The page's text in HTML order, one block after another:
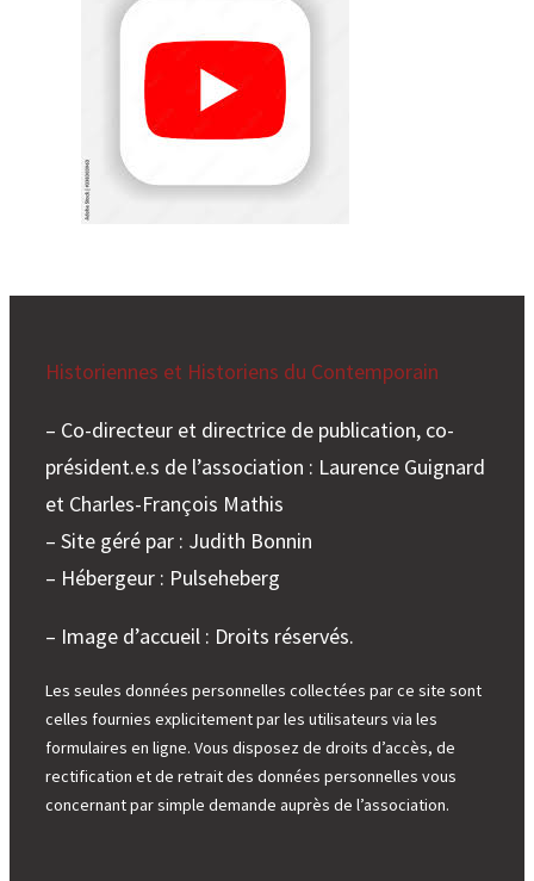
Historiennes et Historiens du Contemporain
– Co-directeur et directrice de publication, co-
président.e.s de l’association : Laurence Guignard
et Charles-François Mathis
– Site géré par : Judith Bonnin
– Hébergeur : Pulseheberg
– Image d’accueil : Droits réservés.
Les seules données personnelles collectées par ce site sont
celles fournies explicitement par les utilisateurs via les
formulaires en ligne. Vous disposez de droits d’accès, de
rectification et de retrait des données personnelles vous
concernant par simple demande auprès de l’association.